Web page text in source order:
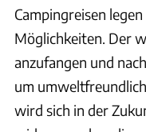
Campingreisen
Möglichkeiten. Der
anzufangen und
um
wird sich in der